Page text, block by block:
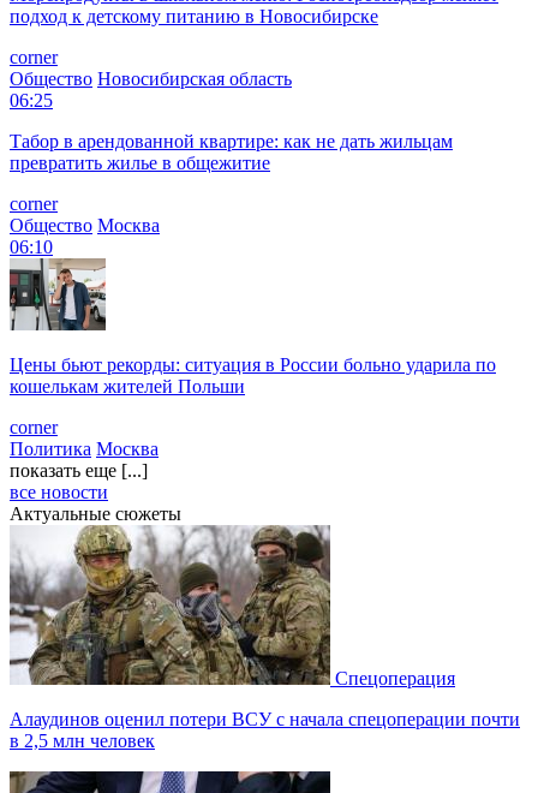
подход к детскому питанию в Новосибирске
corner
Общество Новосибирская область
06:25
Табор в арендованной квартире: как не дать жильцам
превратить жилье в общежитие
corner
Общество Москва
06:10
Цены бьют рекорды: ситуация в России больно ударила по
кошелькам жителей Польши
corner
Политика Москва
показать еще [...]
все новости
Актуальные сюжеты
Спецоперация
Алаудинов оценил потери ВСУ с начала спецоперации почти
в 2,5 млн человек